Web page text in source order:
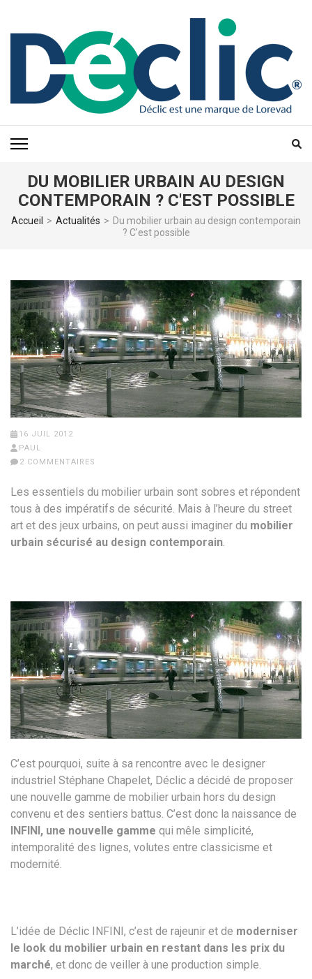
DU MOBILIER URBAIN AU DESIGN
CONTEMPORAIN ? C'EST POSSIBLE
Accueil > Actualités > Du mobilier urbain au design contemporain
? C'est possible
16 JUIL 2012
PAUL
2 COMMENTAIRES
Les essentiels du mobilier urbain sont sobres et répondent
tous à des impératifs de sécurité. Mais à l’heure du street
art et des jeux urbains, on peut aussi imaginer du mobilier
urbain sécurisé au design contemporain.
C’est pourquoi, suite à sa rencontre avec le designer
industriel Stéphane Chapelet, Déclic a décidé de proposer
une nouvelle gamme de mobilier urbain hors du design
convenu et des sentiers battus. C’est donc la naissance de
INFINI, une nouvelle gamme qui mêle simplicité,
intemporalité des lignes, volutes entre classicisme et
modernité.
L’idée de Déclic INFINI, c’est de rajeunir et de moderniser
le look du mobilier urbain en restant dans les prix du
marché, et donc de veiller à une production simple.